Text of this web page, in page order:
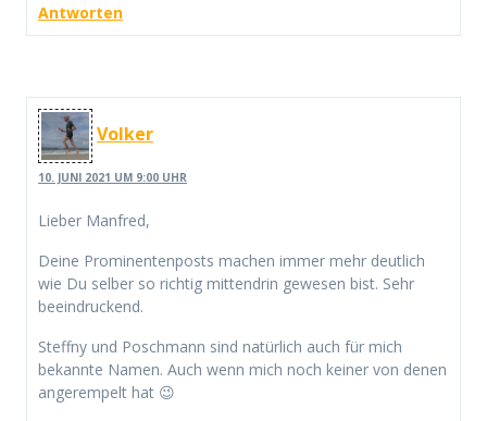
Antworten
Volker
10. JUNI 2021 UM 9:00 UHR
Lieber Manfred,
Deine Prominentenposts machen immer mehr deutlich
wie Du selber so richtig mittendrin gewesen bist. Sehr
beeindruckend.
Steffny und Poschmann sind natürlich auch für mich
bekannte Namen. Auch wenn mich noch keiner von denen
angerempelt hat 😉